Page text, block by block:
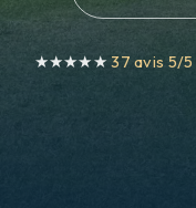
★★★★★37 avis 5/5